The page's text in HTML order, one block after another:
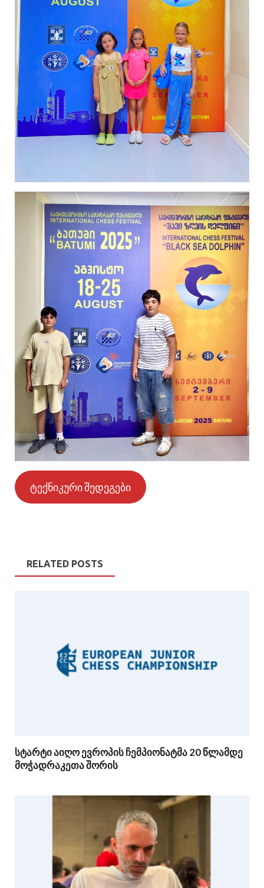
ტექნიკური შედეგები
RELATED POSTS
სტარტი აიღო ევროპის ჩემპიონატმა 20 წლამდე
მოჭადრაკეთა შორის